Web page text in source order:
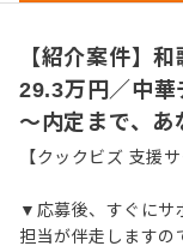
【紹介案件】
29.3万円／中華
～内定まで、
【クックビズ 支援
▼応募後、すぐにサ
担当が伴走しますの